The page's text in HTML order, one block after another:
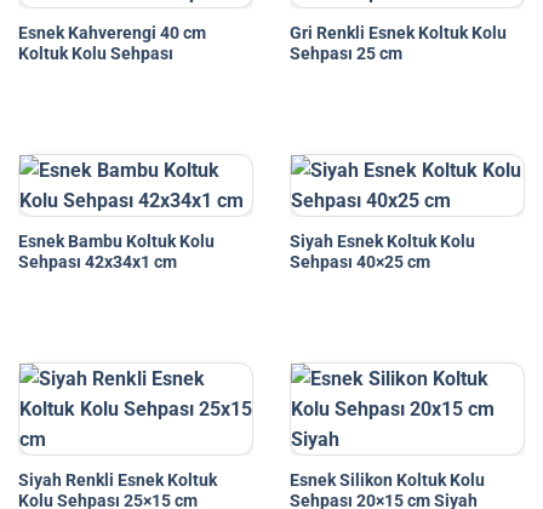
Esnek Kahverengi 40 cm
Koltuk Kolu Sehpası
Gri Renkli Esnek Koltuk Kolu
Sehpası 25 cm
Esnek Bambu Koltuk Kolu
Sehpası 42x34x1 cm
Siyah Esnek Koltuk Kolu
Sehpası 40×25 cm
Siyah Renkli Esnek Koltuk
Kolu Sehpası 25×15 cm
Esnek Silikon Koltuk Kolu
Sehpası 20×15 cm Siyah